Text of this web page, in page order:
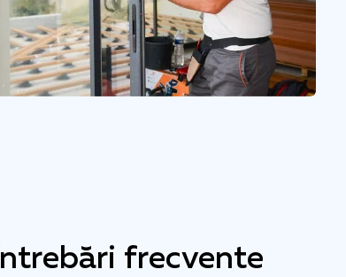
Întrebări frecvente